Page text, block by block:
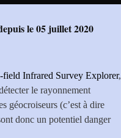
le 05 juillet 2020
field Infrared Survey Explorer,
le rayonnement
géocroiseurs (c’est à dire
donc un potentiel danger